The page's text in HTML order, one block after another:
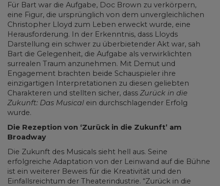
Für Bart war die Aufgabe, Doc Brown zu verkörpern,
eine Figur, die ursprünglich von dem unvergleichlichen
Christopher Lloyd zum Leben erweckt wurde, eine
Herausforderung. In der Erkenntnis, dass Lloyds
Darstellung ein schwer zu überbietender Akt war, sah
Bart die Gelegenheit, die Aufgabe als verwirklichten
surrealen Traum anzunehmen. Mit Demut und
Engagement brachten beide Schauspieler ihre
einzigartigen Interpretationen zu diesen geliebten
Charakteren und stellten sicher, dass Zurück in die
Zukunft: Das Musical ein durchschlagender Erfolg
wurde.
Die Rezeption von ‘Zurück in die Zukunft’ am
Broadway
Die Zukunft des Musicals sieht hell aus. Seine
erfolgreiche Adaptation von der Leinwand auf die Bühne
ist ein weiterer Beweis für die Kreativität und den
Einfallsreichtum der Theaterindustrie. “Zurück in die